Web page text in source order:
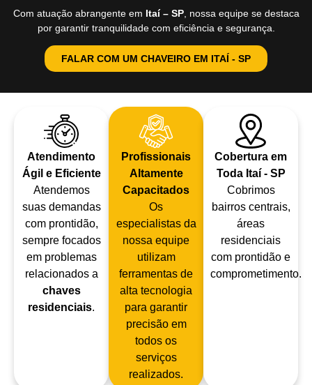
Com atuação abrangente em Itaí – SP, nossa equipe se destaca
por garantir tranquilidade com eficiência e segurança.
FALAR COM UM CHAVEIRO EM ITAÍ - SP
Atendimento
Ágil e Eficiente
Atendemos
suas demandas
com prontidão,
sempre focados
em problemas
relacionados a
chaves
residenciais.
Profissionais
Altamente
Capacitados
Os
especialistas da
nossa equipe
utilizam
ferramentas de
alta tecnologia
para garantir
precisão em
todos os
serviços
realizados.
Cobertura em
Toda Itaí - SP
Cobrimos
bairros centrais,
áreas
residenciais
com prontidão e
comprometimento.